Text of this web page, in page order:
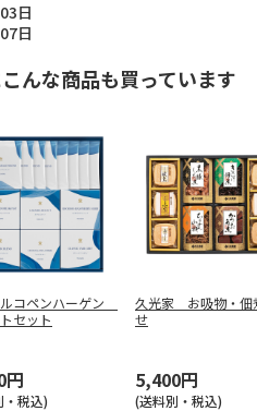
日
日
んな商品も買っています
コペンハーゲン
セット
円
・税込)
久光家 お吸物・佃
せ
5,400円
(送料別・税込)